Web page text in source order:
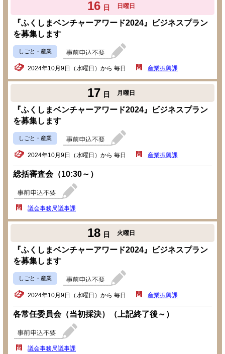
16 日 日曜日
『ふくしまベンチャーアワード2024』ビジネスプラン
を募集します
しごと・産業
2024年10月9日（水曜日）から 毎日 産業振興課
17 日 月曜日
『ふくしまベンチャーアワード2024』ビジネスプラン
を募集します
しごと・産業
2024年10月9日（水曜日）から 毎日 産業振興課
総括審査会（10:30～）
議会事務局議事課
18 日 火曜日
『ふくしまベンチャーアワード2024』ビジネスプラン
を募集します
しごと・産業
2024年10月9日（水曜日）から 毎日 産業振興課
各常任委員会（当初採決）（上記終了後～）
議会事務局議事課